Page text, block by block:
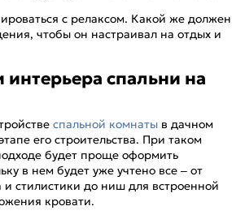
с релаксом. Какой же должен
чтобы он настраивал на отдых и
интерьера спальни на
спальной комнаты в дачном
его строительства. При таком
будет проще оформить
в нем будет уже учтено все – от
и стилистики до ниш для встроенной
кровати.